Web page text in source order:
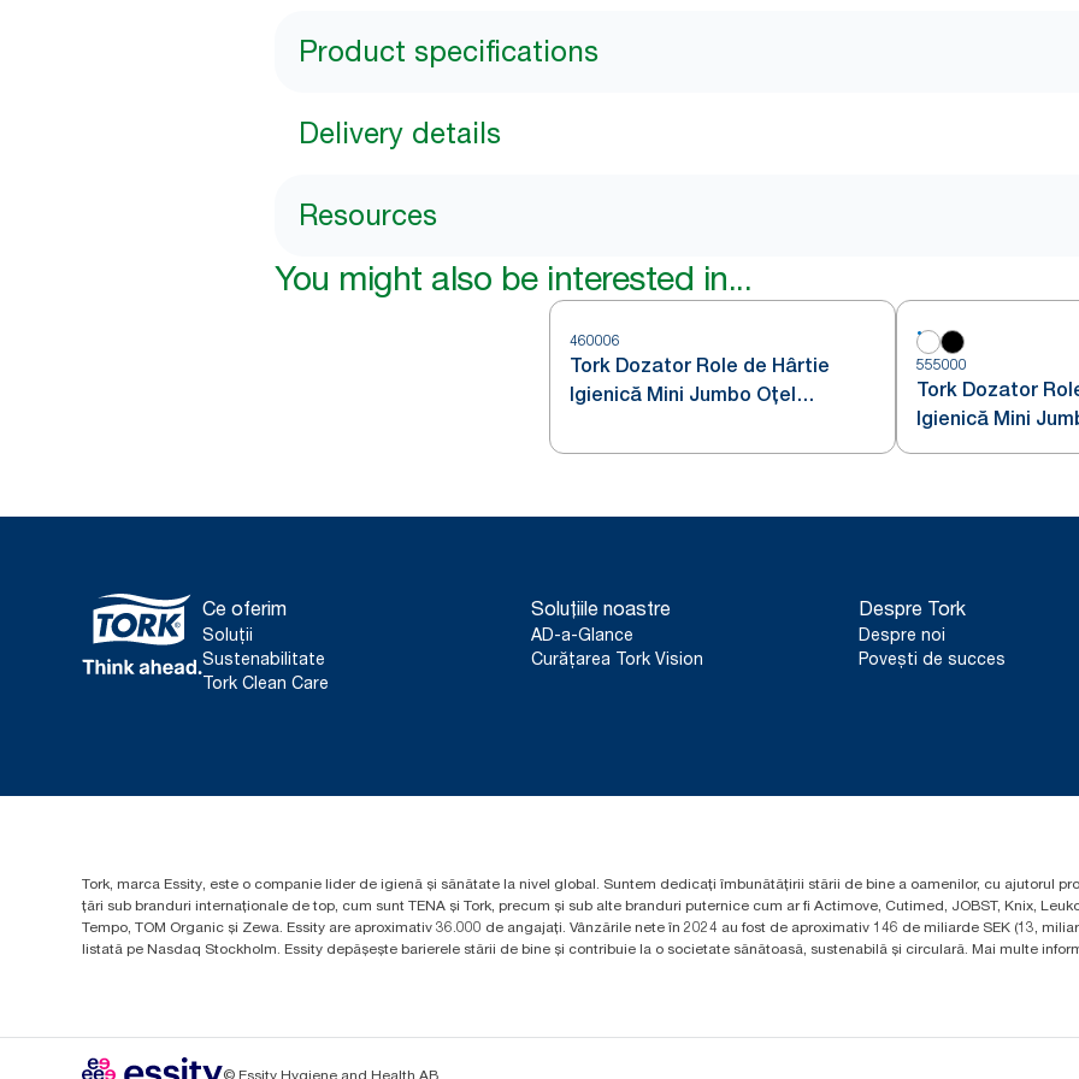
Product specifications
Delivery details
Resources
You might also be interested in...
460006
Tork Dozator Role de Hârtie
Igienică Mini Jumbo Oțel
555000
Tork Dozator
Igienică Mini
Ce oferim
Soluții
Sustenabilitate
Tork Clean Care
Soluțiile noastre
AD-a-Glance
Curățarea Tork Vision
Despre Tork
Despre noi
Povești de succes
Tork, marca Essity, este o companie lider de igienă și sănătate la nivel global. Suntem dedicați îmbunătățirii stării de bine a oamenilor, cu ajutorul
țări sub branduri internaționale de top, cum sunt TENA și Tork, precum și sub alte branduri puternice cum ar fi Actimove, Cutimed, JOBST, Knix,
Tempo, TOM Organic și Zewa. Essity are aproximativ 36.000 de angajați. Vânzările nete în 2024 au fost de aproximativ 146 de miliarde SEK (13,
listată pe Nasdaq Stockholm. Essity depășește barierele stării de bine și contribuie la o societate sănătoasă, sustenabilă și circulară. Mai multe
© Essity Hygiene and Health AB